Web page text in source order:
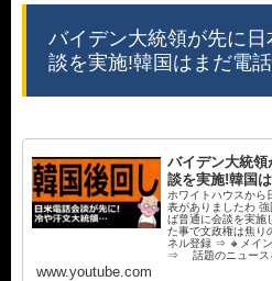
バイデン大統領が先に
談を実施!韓国はまだ電
バイデン大統
談を実施!韓国
ホワイトハウスから
表がありましたわ
ば普通に会談を実施
た事で文政権は焦り
ネル登録 ⇒ 🔸メイ
⇒ 話題のニュース
www.youtube.com